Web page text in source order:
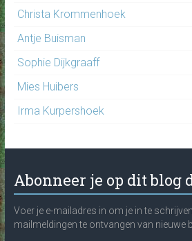
Christa Krommenhoek
Antje Buisman
Sophie Dijkgraaff
Mies Huibers
Irma Kurpershoek
Abonneer je op dit blog
Voer je e-mailadres in om je in te
mailmeldingen te ontvangen van nieuwe